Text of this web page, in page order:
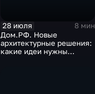
28 июля
8 мин
Дом.РФ. Новые
архитектурные решения:
какие идеи нужны